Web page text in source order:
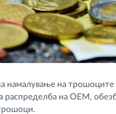
намалување на трошоците
распределба на OEM,